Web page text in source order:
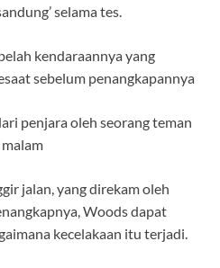
selama tes.
jalan, yang direkam oleh
Woods dapat
kecelakaan itu terjadi.